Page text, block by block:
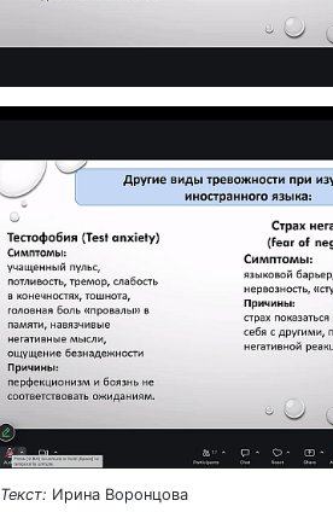
Текст:Ирина Воронцова
Фото:Наталья Курамина